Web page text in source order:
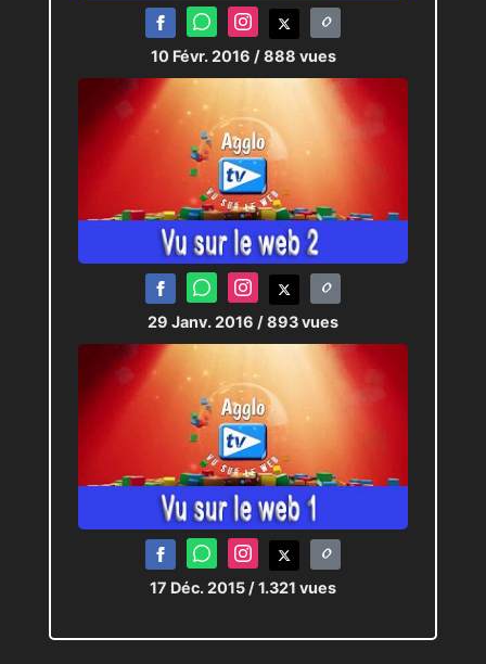
10 Févr. 2016 / 888 vues
29 Janv. 2016 / 893 vues
17 Déc. 2015 / 1.321 vues